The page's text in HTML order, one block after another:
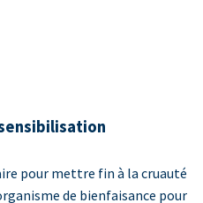
pour mettre fin à la cruauté
de bienfaisance pour